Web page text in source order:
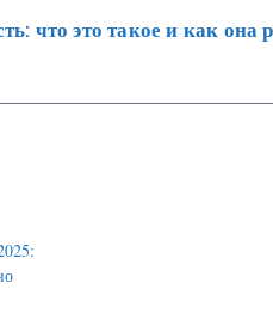
что это такое и как она